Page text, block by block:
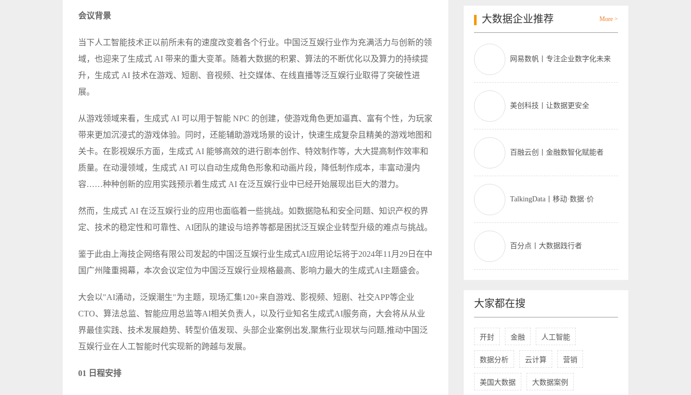
会议背景
当下人工智能技术正以前所未有的速度改变着各个行业。中国泛互娱行业作为充满活力与创新的领
域，也迎来了生成式 AI 带来的重大变革。随着大数据的积累、算法的不断优化以及算力的持续提
升，生成式 AI 技术在游戏、短剧、音视频、社交媒体、在线直播等泛互娱行业取得了突破性进
展。
从游戏领域来看，生成式 AI 可以用于智能 NPC 的创建，使游戏角色更加逼真、富有个性，为玩家
带来更加沉浸式的游戏体验。同时，还能辅助游戏场景的设计，快速生成复杂且精美的游戏地图和
关卡。在影视娱乐方面，生成式 AI 能够高效的进行剧本创作、特效制作等，大大提高制作效率和
质量。在动漫领域，生成式 AI 可以自动生成角色形象和动画片段，降低制作成本，丰富动漫内
容……种种创新的应用实践预示着生成式 AI 在泛互娱行业中已经开始展现出巨大的潜力。
然而，生成式 AI 在泛互娱行业的应用也面临着一些挑战。如数据隐私和安全问题、知识产权的界
定、技术的稳定性和可靠性、AI团队的建设与培养等都是困扰泛互娱企业转型升级的难点与挑战。
鉴于此由上海技企网络有限公司发起的中国泛互娱行业生成式AI应用论坛将于2024年11月29日在中
国广州隆重揭幕，本次会议定位为中国泛互娱行业规格最高、影响力最大的生成式AI主题盛会。
大会以"AI涌动，泛娱潮生"为主题，现场汇集120+来自游戏、影视频、短剧、社交APP等企业
CTO、算法总监、智能应用总监等AI相关负责人，以及行业知名生成式AI服务商，大会将从从业
界最佳实践、技术发展趋势、转型价值发现、头部企业案例出发,聚焦行业现状与问题,推动中国泛
互娱行业在人工智能时代实现新的跨越与发展。
01 日程安排
大数据企业推荐 More >
网易数帆丨专注企业数字化未来
美创科技丨让数据更安全
百融云创丨金融数智化赋能者
TalkingData丨移动·数据·价
百分点丨大数据践行者
大家都在搜
开封 金融 人工智能
数据分析 云计算 营销
美国大数据 大数据案例